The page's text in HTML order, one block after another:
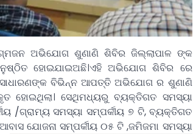
ଅଭିଯୋଗ ଶୁଣାଣି ଶିବିର ଜିଲ୍ଲାପାଳ ଙ୍କ
ହୋଇଯାଇଅଛି।ଏହି ଅଭିଯୋଗ ଶିବିର ରେ
ବିଭିନ୍ନ ଆପତ୍ତି ଅଭିଯୋଗ ର ଶୁଣାଣି
ହୋଇଥିଲା। ସେଥିମଧ୍ୟରୁ ବ୍ୟକ୍ତିଗତ ସମସ୍ୟା
/ଗ୍ରାମ୍ୟ ସମସ୍ୟା ସମ୍ପର୍କୀୟ ୭ ଟି, ବ୍ୟକ୍ତିଗତ
ଯୋଜନା ସମ୍ପର୍କୀୟ ୦୫ ଟି ,ଜମିଜମା ସମସ୍ୟା